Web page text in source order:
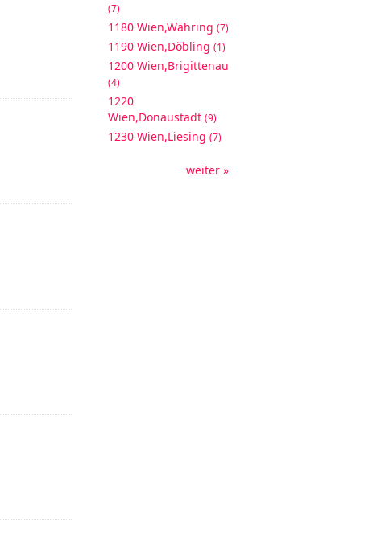
(7)
1180 Wien,Währing (7)
1190 Wien,Döbling (1)
1200 Wien,Brigittenau
(4)
1220
Wien,Donaustadt (9)
1230 Wien,Liesing (7)
weiter »